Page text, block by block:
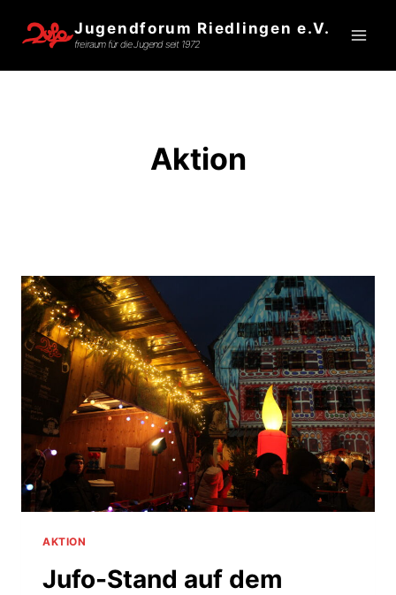
Inhalt
Jugendforum Riedlingen e.V.
freiraum für die Jugend seit 1972
Aktion
AKTION
Jufo-Stand auf dem